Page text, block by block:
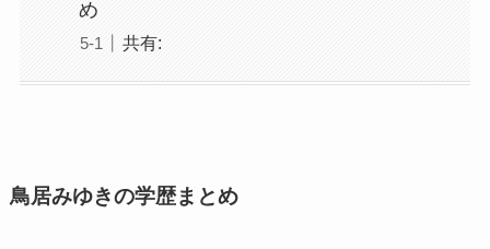
め
共有:
鳥居みゆきの学歴まとめ